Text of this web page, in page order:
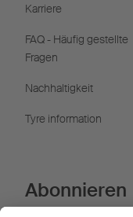
Karriere
FAQ - Häufig gestellte
Fragen
Nachhaltigkeit
Tyre information
Abonnieren